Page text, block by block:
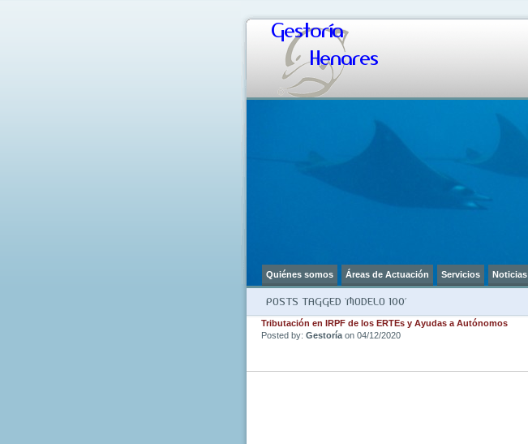
Gestoría
Henares
Quiénes somos Áreas de Actuación Servicios Noticias
POSTS TAGGED ‘MODELO 100’
Tributación en IRPF de los ERTEs y Ayudas a Autónomos
Posted by: Gestoría on 04/12/2020